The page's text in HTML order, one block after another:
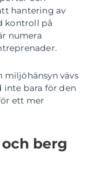
hantering av
kontroll på
numera
miljöhänsyn vävs
inte bara för den
ett mer
berg